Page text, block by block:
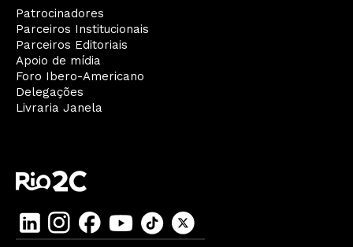
Patrocinadores
Parceiros Institucionais
Parceiros Editoriais
Apoio de mídia
Foro Ibero-Americano
Delegações
Livraria Janela